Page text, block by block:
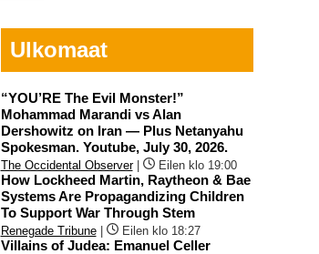
Ulkomaat
“YOU’RE The Evil Monster!”
Mohammad Marandi vs Alan
Dershowitz on Iran — Plus Netanyahu
Spokesman. Youtube, July 30, 2026.
The Occidental Observer| Eilen klo 19:00
How Lockheed Martin, Raytheon & Bae
Systems Are Propagandizing Children
To Support War Through Stem
Renegade Tribune| Eilen klo 18:27
Villains of Judea: Emanuel Celler